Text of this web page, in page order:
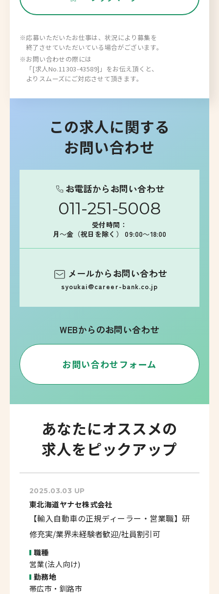
※応募いただいたお仕事は、状況により募集を
終了させていただいている場合がございます。
※お問い合わせの際には
「[求人No.11303-43589]」をお伝え頂くと、
よりスムーズにご対応させて頂きます。
この求人に関する
お問い合わせ
お電話からお問い合わせ
011-251-5008
受付時間：
月～金（祝日を除く） 09:00～18:00
メールからお問い合わせ
syoukai@career-bank.co.jp
WEBからのお問い合わせ
お問い合わせフォーム
あなたにオススメの
求人をピックアップ
2025.03.03 UP
東北海道ヤナセ株式会社
【輸入自動車の正規ディーラー・営業職】研
修充実/業界未経験者歓迎/社員割引可
職種
営業(法人向け)
勤務地
帯広市・釧路市